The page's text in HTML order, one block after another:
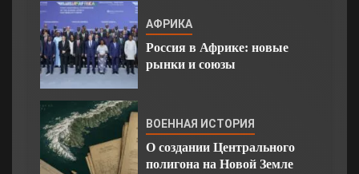
АФРИКА
Россия в Африке: новые
рынки и союзы
ВОЕННАЯ ИСТОРИЯ
О создании Центрального
полигона на Новой Земле